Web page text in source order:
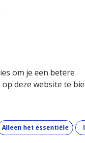
om je een betere
deze website te
Alleen het essentiële